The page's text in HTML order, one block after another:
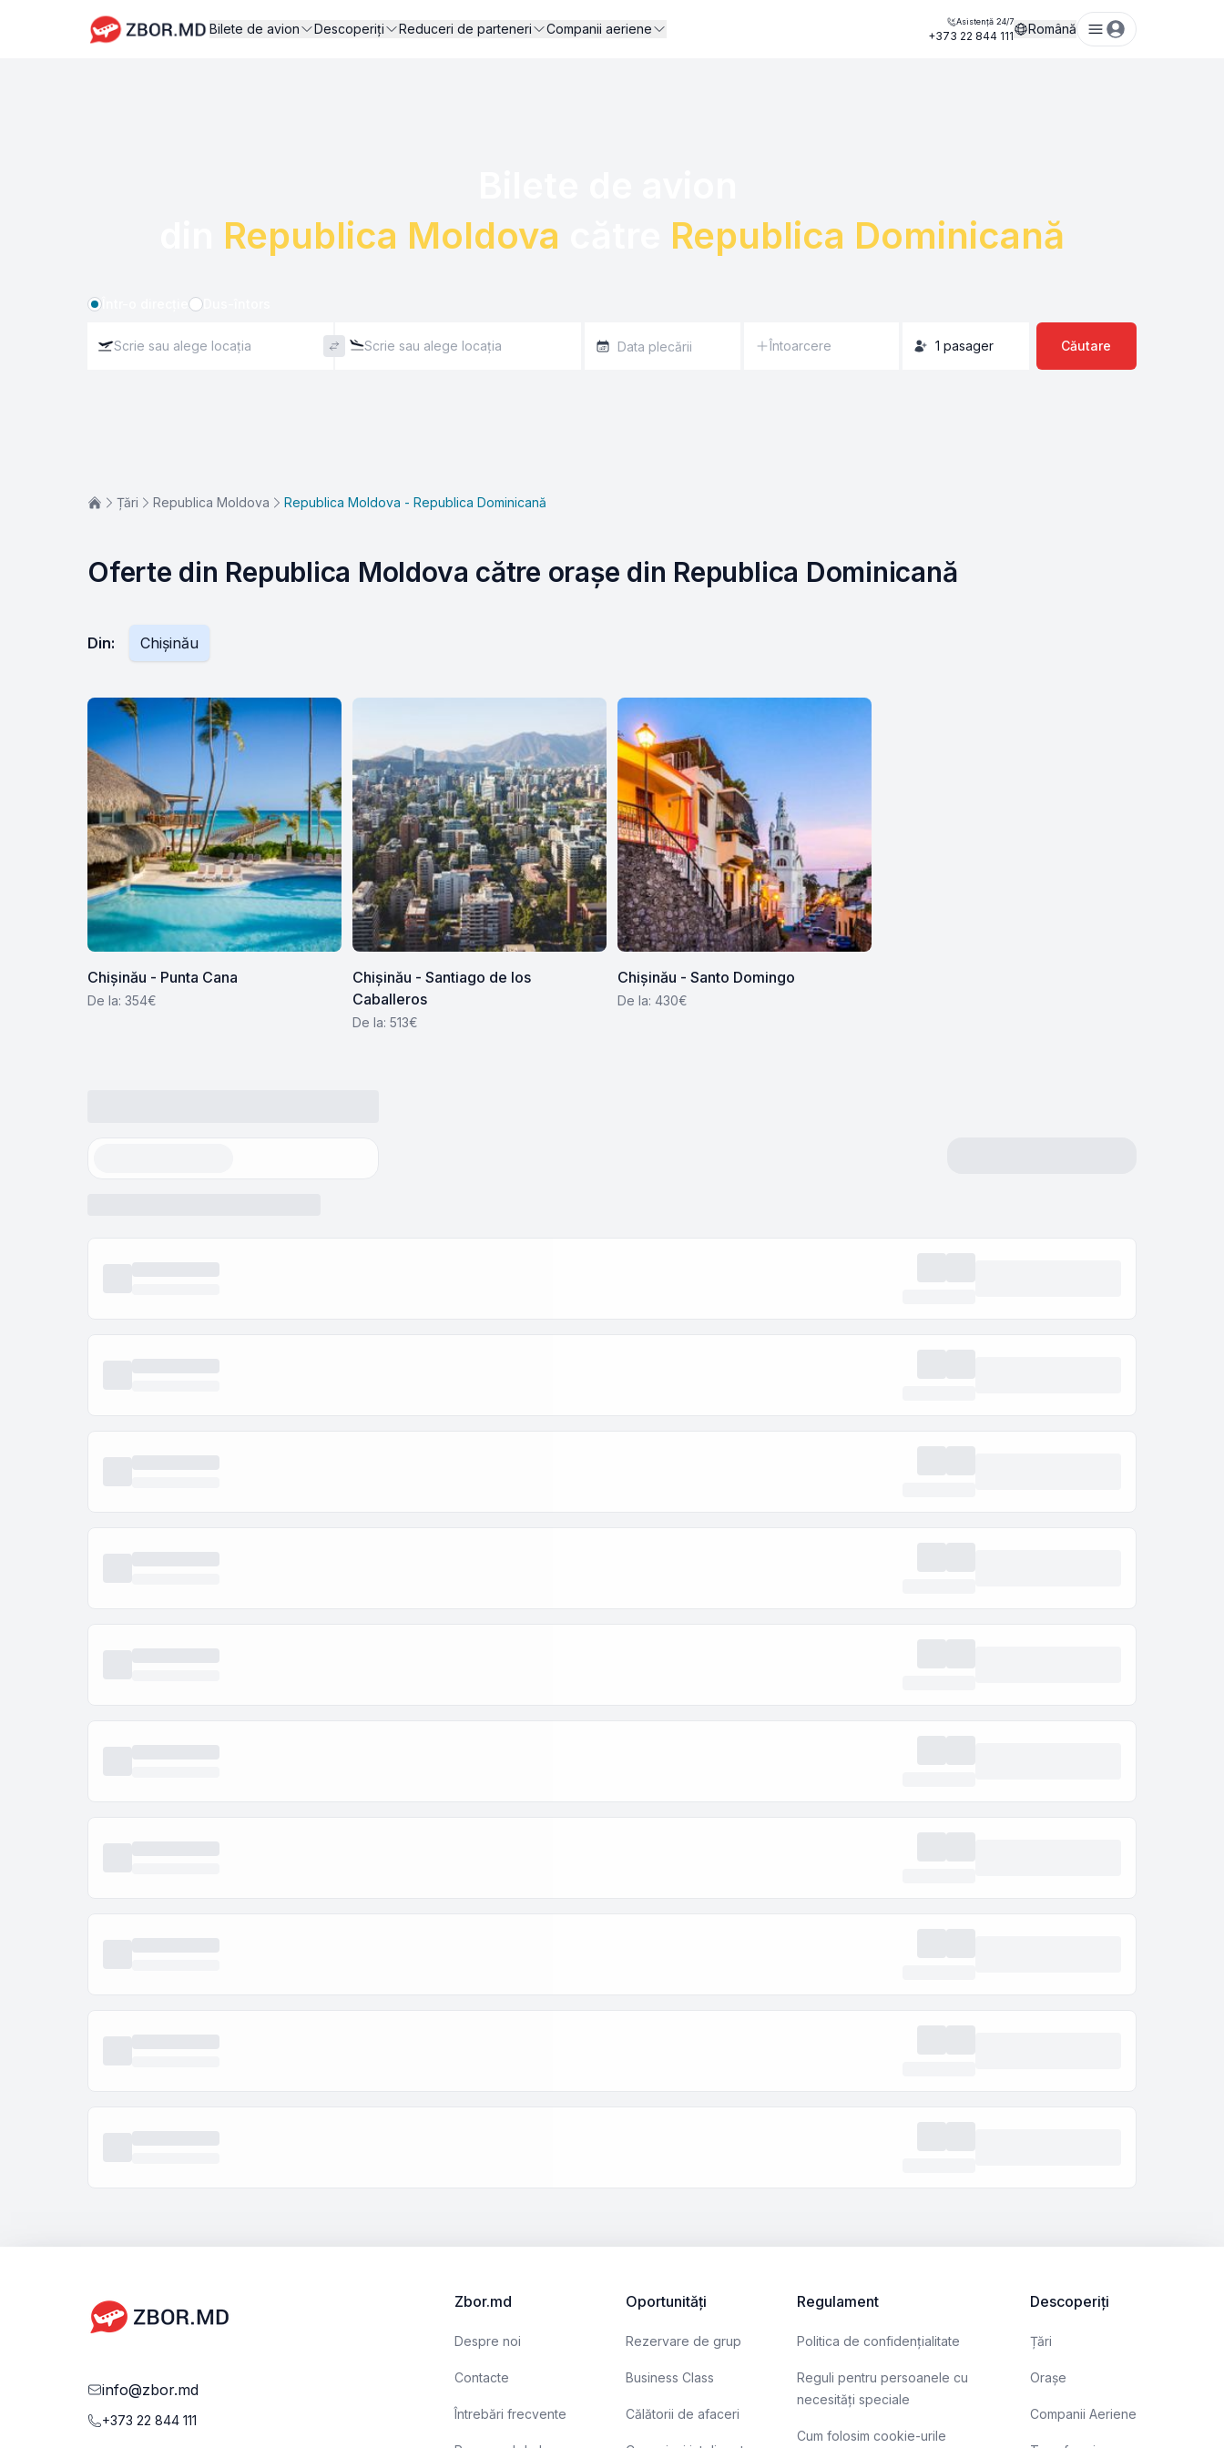
Bilete de avion Descoperiți Reduceri de parteneri Companii aeriene Asistență 24/7
+373 22 844 111 Română
Republica Moldova Republica Dominicană
Întoarcere 1 pasager Căutare
Țări Republica Moldova Republica Moldova - Republica Dominicană
Oferte din Republica Moldova către orașe din Republica Dominicană
Din: Chișinău
Chișinău - Punta Cana
De la: 354€
Chișinău - Santiago de los
Caballeros
De la: 513€
Chișinău - Santo Domingo
De la: 430€
info@zbor.md
+373 22 844 111
Zbor.md
Despre noi
Contacte
Întrebări frecvente
Oportunități
Rezervare de grup
Business Class
Călătorii de afaceri
Regulament
Politica de confidențialitate
Reguli pentru persoanele cu
necesități speciale
Cum folosim cookie-urile
Descoperiți
Țări
Orașe
Companii Aeriene